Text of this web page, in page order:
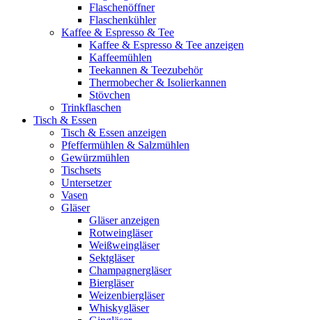
Flaschenöffner
Flaschenkühler
Kaffee & Espresso & Tee
Kaffee & Espresso & Tee anzeigen
Kaffeemühlen
Teekannen & Teezubehör
Thermobecher & Isolierkannen
Stövchen
Trinkflaschen
Tisch & Essen
Tisch & Essen anzeigen
Pfeffermühlen & Salzmühlen
Gewürzmühlen
Tischsets
Untersetzer
Vasen
Gläser
Gläser anzeigen
Rotweingläser
Weißweingläser
Sektgläser
Champagnergläser
Biergläser
Weizenbiergläser
Whiskygläser